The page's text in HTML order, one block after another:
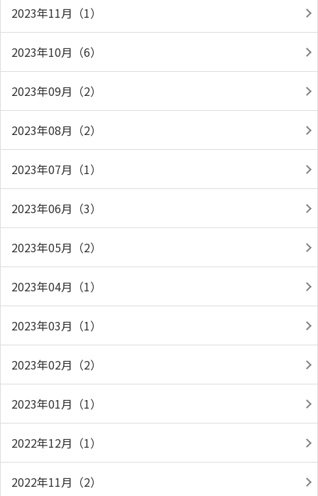
2023年11月（1）
2023年10月（6）
2023年09月（2）
2023年08月（2）
2023年07月（1）
2023年06月（3）
2023年05月（2）
2023年04月（1）
2023年03月（1）
2023年02月（2）
2023年01月（1）
2022年12月（1）
2022年11月（2）